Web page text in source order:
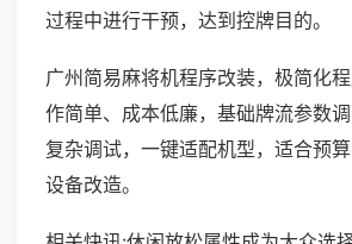
过程中进行干预，达到控牌目的。
广州简易麻将机程序改装，极简化
作简单、成本低廉，基础牌流参数
复杂调试，一键适配机型，适合预
设备改造。